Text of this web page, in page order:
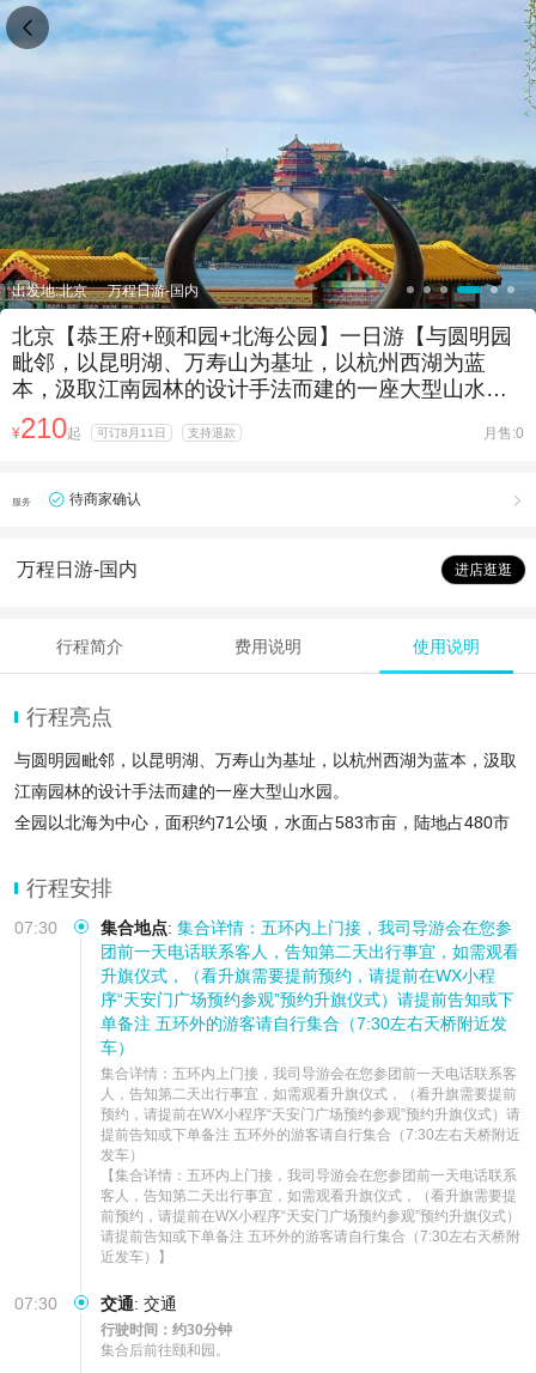
出发地:北京 万程日游-国内
北京【恭王府+颐和园+北海公园】一日游【与圆明园
毗邻，以昆明湖、万寿山为基址，以杭州西湖为蓝
本，汲取江南园林的设计手法而建的一座大型山水
园。】
¥210起 可订8月11日 支持退款 月售:0
服务 待商家确认 
万程日游-国内 进店逛逛
行程简介 费用说明 使用说明
行程亮点
与圆明园毗邻，以昆明湖、万寿山为基址，以杭州西湖为蓝本，汲取
江南园林的设计手法而建的一座大型山水园。
全园以北海为中心，面积约71公顷，水面占583市亩，陆地占480市
被慈禧太后赏赐给恭亲王奕䜣，后称为恭王府，历经了清王朝由鼎盛
而至衰亡的历史进程
行程安排
07:30 集合地点: 集合详情：五环内上门接，我司导游会在您参
团前一天电话联系客人，告知第二天出行事宜，如需观看
升旗仪式，（看升旗需要提前预约，请提前在WX小程
序“天安门广场预约参观”预约升旗仪式）请提前告知或下
单备注 五环外的游客请自行集合（7:30左右天桥附近发
车）
集合详情：五环内上门接，我司导游会在您参团前一天电话联系客
人，告知第二天出行事宜，如需观看升旗仪式，（看升旗需要提前
预约，请提前在WX小程序“天安门广场预约参观”预约升旗仪式）请
提前告知或下单备注 五环外的游客请自行集合（7:30左右天桥附近
发车）
【集合详情：五环内上门接，我司导游会在您参团前一天电话联系
客人，告知第二天出行事宜，如需观看升旗仪式，（看升旗需要提
前预约，请提前在WX小程序“天安门广场预约参观”预约升旗仪式）
请提前告知或下单备注 五环外的游客请自行集合（7:30左右天桥附
近发车）】
07:30 交通: 交通
行驶时间：约30分钟
集合后前往颐和园。
